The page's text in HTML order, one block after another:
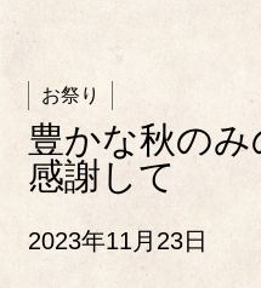
お祭り
豊かな秋のみ
感謝して
2023年11月23日